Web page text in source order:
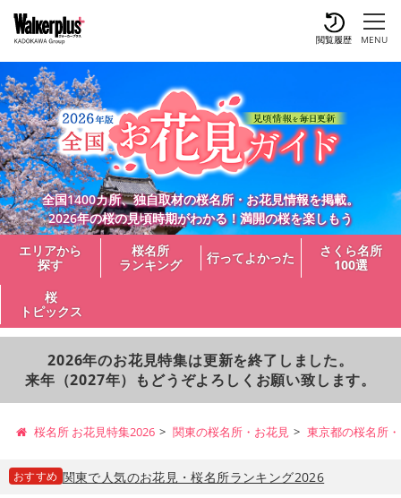
MENU
閲覧履歴
全国1400カ所、独自取材の桜名所・お花見情報を掲載。
2026年の桜の見頃時期がわかる！満開の桜を楽しもう
エリアから
探す
桜名所
ランキング
行ってよかった
さくら名所
100選
桜
トピックス
2026年のお花見特集は更新を終了しました。
来年（2027年）もどうぞよろしくお願い致します。
桜名所 お花見特集2026 関東の桜名所・お花見 東京都の桜名所
おすすめ 関東で人気のお花見・桜名所ランキング2026